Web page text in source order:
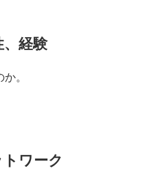
、経験
。
ワーク